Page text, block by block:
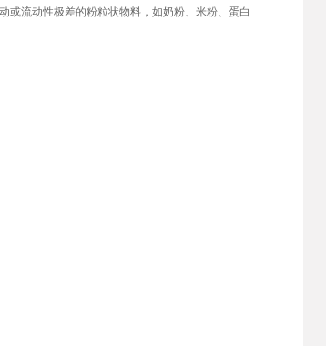
或流动性极差的粉粒状物料，如奶粉、米粉、蛋白